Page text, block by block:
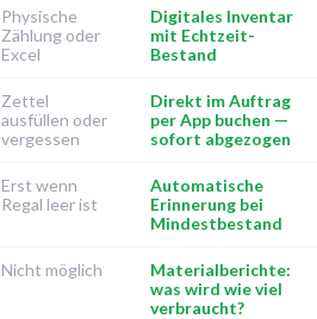
Physische
Zählung oder
Excel
Digitales Inventar
mit Echtzeit-
Bestand
Zettel
ausfüllen oder
vergessen
Direkt im Auftrag
per App buchen —
sofort abgezogen
Erst wenn
Regal leer ist
Automatische
Erinnerung bei
Mindestbestand
Nicht möglich
Materialberichte:
was wird wie viel
verbraucht?